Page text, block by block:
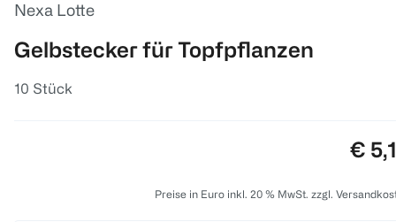
Nexa Lotte
Gelbstecker für Topfpflanzen
10 Stück
€
Preise in Euro inkl. 20 % MwSt. zzgl.